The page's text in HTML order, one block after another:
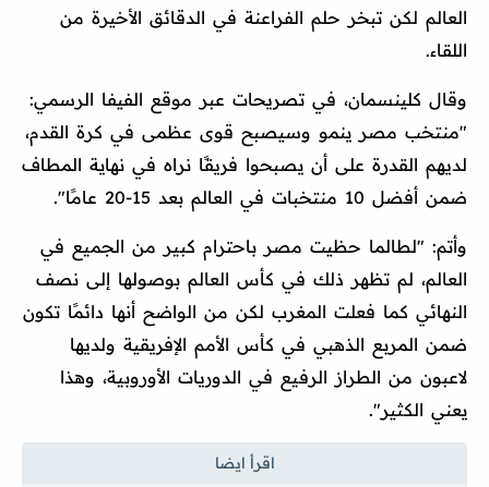
العالم لكن تبخر حلم الفراعنة في الدقائق الأخيرة من
اللقاء.
وقال كلينسمان، في تصريحات عبر موقع الفيفا الرسمي:
"منتخب مصر ينمو وسيصبح قوى عظمى في كرة القدم،
لديهم القدرة على أن يصبحوا فريقًا نراه في نهاية المطاف
ضمن أفضل 10 منتخبات في العالم بعد 15-20 عامًا".
وأتم: "لطالما حظيت مصر باحترام كبير من الجميع في
العالم، لم تظهر ذلك في كأس العالم بوصولها إلى نصف
النهائي كما فعلت المغرب لكن من الواضح أنها دائمًا تكون
ضمن المربع الذهبي في كأس الأمم الإفريقية ولديها
لاعبون من الطراز الرفيع في الدوريات الأوروبية، وهذا
يعني الكثير".